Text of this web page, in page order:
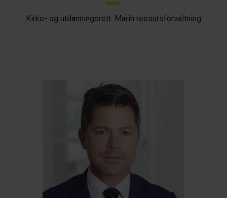
Kirke- og utdanningsrett. Marin ressursforvaltning